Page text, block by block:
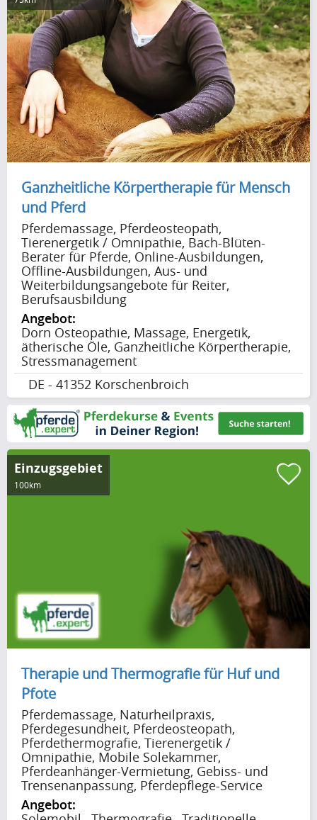
Ganzheitliche Körpertherapie für Mensch
und Pferd
Pferdemassage, Pferdeosteopath,
Tierenergetik / Omnipathie, Bach-Blüten-
Berater für Pferde, Online-Ausbildungen,
Offline-Ausbildungen, Aus- und
Weiterbildungsangebote für Reiter,
Berufsausbildung
Angebot:
Dorn Osteopathie, Massage, Energetik,
ätherische Öle, Ganzheitliche Körpertherapie,
Stressmanagement
DE - 41352 Korschenbroich
Einzugsgebiet
100km
Therapie und Thermografie für Huf und
Pfote
Pferdemassage, Naturheilpraxis,
Pferdegesundheit, Pferdeosteopath,
Pferdethermografie, Tierenergetik /
Omnipathie, Mobile Solekammer,
Pferdeanhänger-Vermietung, Gebiss- und
Trensenanpassung, Pferdepflege-Service
Angebot: